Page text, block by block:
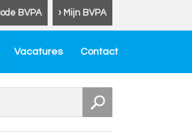
› Mijn BVPA
BVPA
Vacatures Contact